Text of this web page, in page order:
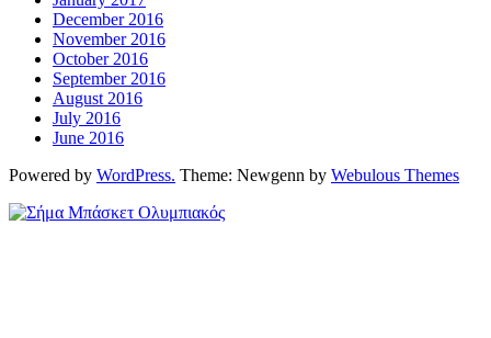
December 2016
November 2016
October 2016
September 2016
August 2016
July 2016
June 2016
Powered by WordPress. Theme: Newgenn by Webulous Themes